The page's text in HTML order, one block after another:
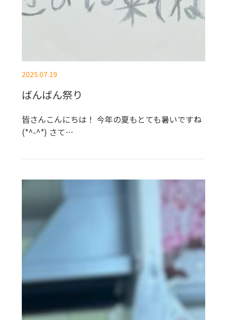
2025.07.19
ばんばん祭り
皆さんこんにちは！ 今年の夏もとても暑いですね
(*^-^*) さて…